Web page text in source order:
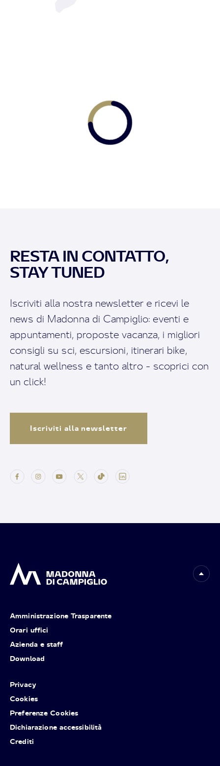
RESTA IN CONTATTO,
STAY TUNED
Iscriviti alla nostra newsletter e ricevi le
news di Madonna di Campiglio: eventi e
appuntamenti, proposte vacanza, i migliori
consigli su sci, escursioni, itinerari bike,
natural wellness e tanto altro - scoprici con
un click!
Iscriviti alla newsletter
Amministrazione Trasparente
Orari uffici
Azienda e staff
Download
Privacy
Cookies
Preferenze Cookies
Dichiarazione accessibilità
Crediti